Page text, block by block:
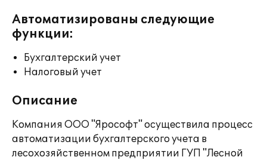
Автоматизированы следующие
функции:
Бухгалтерский учет
Налоговый учет
Описание
Компания ООО "Ярософт" осуществила процесс
автоматизации бухгалтерского учета в
лесохозяйственном предприятии ГУП "Лесной